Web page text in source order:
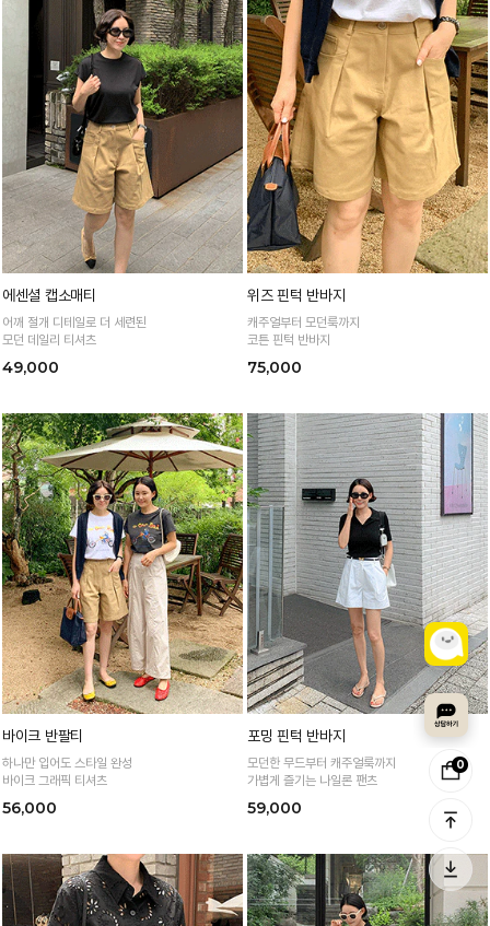
0
에센셜 캡소매티
어깨 절개 디테일로 더 세련된
모던 데일리 티셔츠
49,000
위즈 핀턱 반바지
캐주얼부터 모던룩까지
코튼 핀턱 반바지
75,000
바이크 반팔티
하나만 입어도 스타일 완성
바이크 그래픽 티셔츠
56,000
포밍 핀턱 반바지
모던한 무드부터 캐주얼룩까지
가볍게 즐기는 나일론 팬츠
59,000